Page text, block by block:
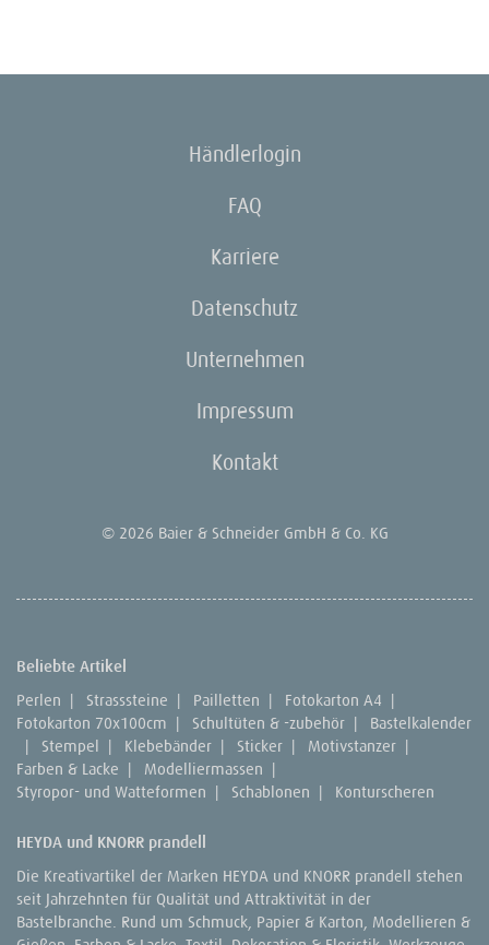
Händlerlogin
FAQ
Karriere
Datenschutz
Unternehmen
Impressum
Kontakt
© 2026 Baier & Schneider GmbH & Co. KG
Beliebte Artikel
Perlen | Strasssteine | Pailletten | Fotokarton A4 |
Fotokarton 70x100cm | Schultüten & -zubehör |
Bastelkalender
|
Stempel | Klebebänder | Sticker | Motivstanzer |
Farben & Lacke | Modelliermassen |
Styropor- und Watteformen | Schablonen | Konturscheren
HEYDA und KNORR prandell
Die Kreativartikel der Marken HEYDA und KNORR prandell stehen
seit Jahrzehnten für Qualität und Attraktivität in der
Bastelbranche. Rund um Schmuck, Papier & Karton, Modellieren &